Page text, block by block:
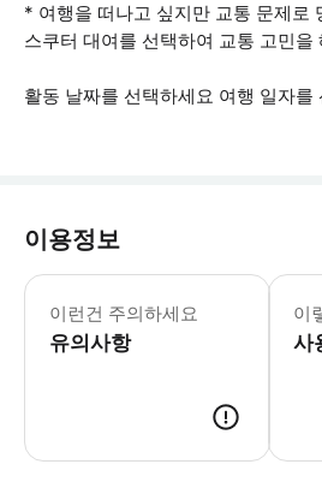
* 여행을 떠나고 싶지만 교통 문제로
스쿠터 대여를 선택하여 교통 고민을
활동 날짜를 선택하세요 여행 일자를
이용정보
이런건 주의하세요
유의사항
샹메이
- 차량
- 추
- 예
이
사